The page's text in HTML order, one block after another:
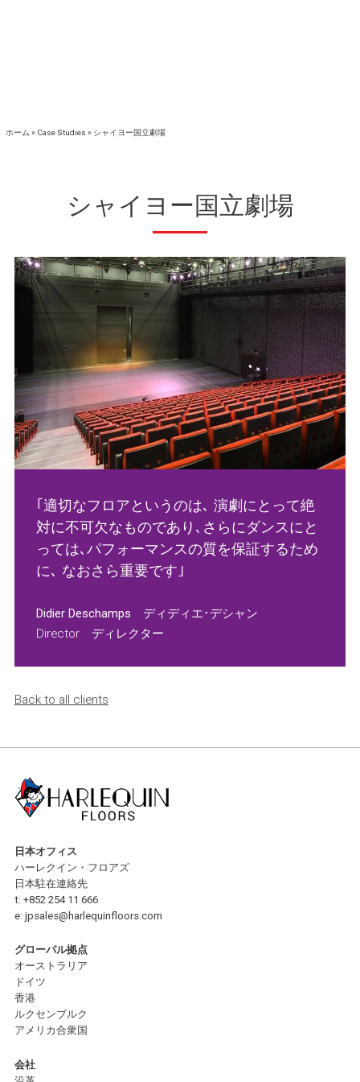
ホーム » Case Studies » シャイヨー国立劇場
シャイヨー国立劇場
｢適切なフロアというのは､ 演劇にとって絶
対に不可欠なものであり､さらにダンスにと
っては､パフォーマンスの質を保証するため
に､ なおさら重要です｣
Didier Deschamps ディディエ･デシャン
Director ディレクター
Back to all clients
日本オフィス
ハーレクイン・フロアズ
日本駐在連絡先
t: +852 254 11 666
e: jpsales@harlequinfloors.com
グローバル拠点
オーストラリア
ドイツ
香港
ルクセンブルク
アメリカ合衆国
会社